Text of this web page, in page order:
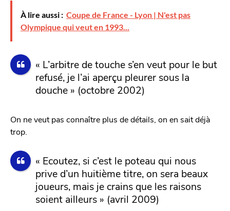
À lire aussi : Coupe de France - Lyon | N'est pas
Olympique qui veut en 1993...
« L’arbitre de touche s’en veut pour le but
refusé, je l’ai aperçu pleurer sous la
douche » (octobre 2002)
On ne veut pas connaître plus de détails, on en sait déjà
trop.
« Ecoutez, si c’est le poteau qui nous
prive d’un huitième titre, on sera beaux
joueurs, mais je crains que les raisons
soient ailleurs » (avril 2009)